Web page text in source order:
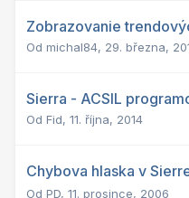
Zobrazovanie
Od michal84, 29. března,
Sierra - ACSIL
Od Fid, 11. října, 2014
Chybova hlaska v
Od PD, 11. prosince, 2006